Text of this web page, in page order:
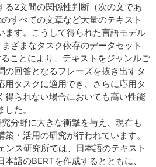
る2文間の関係性判断（次の文であ
すべての文章など大量のテキスト
ます。こうして得られた言語モデル
ざまなタスク依存のデータセット
ことにより、テキストをジャンルご
の回答となるフレーズを抜き出すタ
用タスクに適用でき、さらに応用タ
得られない場合においても高い性能
た。
分野に大きな衝撃を与え、現在も
・活用の研究が行われています。
ンス研究所では、日本語のテキスト
語のBERTを作成するとともに、